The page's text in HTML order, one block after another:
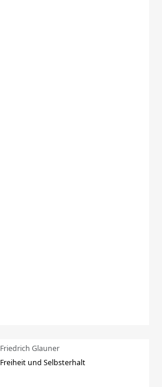
Friedrich Glauner
Freiheit und Selbsterhalt